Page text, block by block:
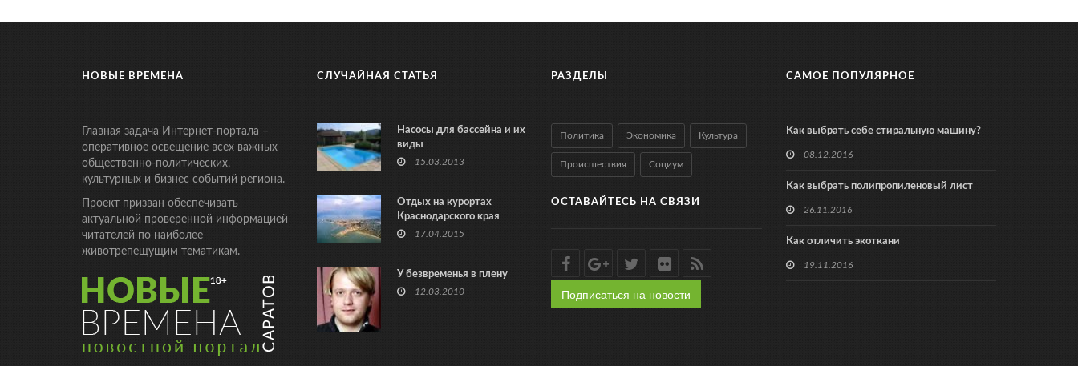
НОВЫЕ ВРЕМЕНА
Главная задача Интернет-портала –
оперативное освещение всех важных
общественно-политических,
культурных и бизнес событий региона.
Проект призван обеспечивать
актуальной проверенной информацией
читателей по наиболее
животрепещущим тематикам.
СЛУЧАЙНАЯ СТАТЬЯ
Насосы для бассейна и их
виды
15.03.2013
Отдых на курортах
Краснодарского края
17.04.2015
У безвременья в плену
12.03.2010
РАЗДЕЛЫ
Политика Экономика Культура
Происшествия Социум
ОСТАВАЙТЕСЬ НА СВЯЗИ
Подписаться на новости
САМОЕ ПОПУЛЯРНОЕ
Как выбрать себе стиральную машину?
08.12.2016
Как выбрать полипропиленовый лист
26.11.2016
Как отличить экоткани
19.11.2016